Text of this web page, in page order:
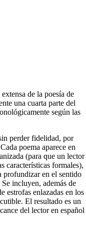
de la poesía de
una cuarta parte del
según las
perder fidelidad, por
poema aparece en
(para que un lector
características formales),
profundizar en el sentido
incluyen, además de
estrofas enlazadas en los
El resultado es un
del lector en español